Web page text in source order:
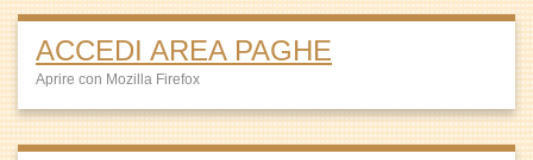
ACCEDI AREA PAGHE
Aprire con Mozilla Firefox